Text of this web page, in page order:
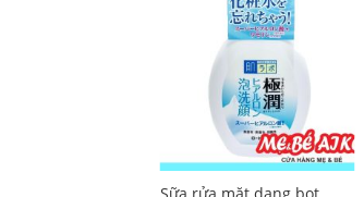
Sữa rửa mặt dạng bọt